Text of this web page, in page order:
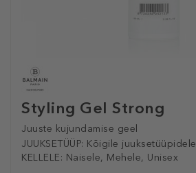
Styling Gel Strong
Juuste kujundamise geel
JUUKSETÜÜP: Kõigile juuksetüüpidele
KELLELE: Naisele, Mehele, Unisex